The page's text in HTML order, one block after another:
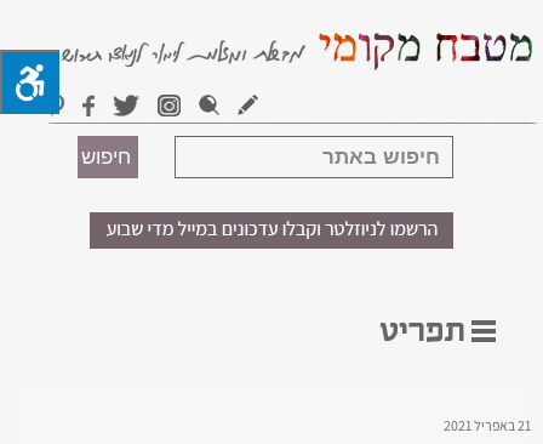
21 באפריל 2021